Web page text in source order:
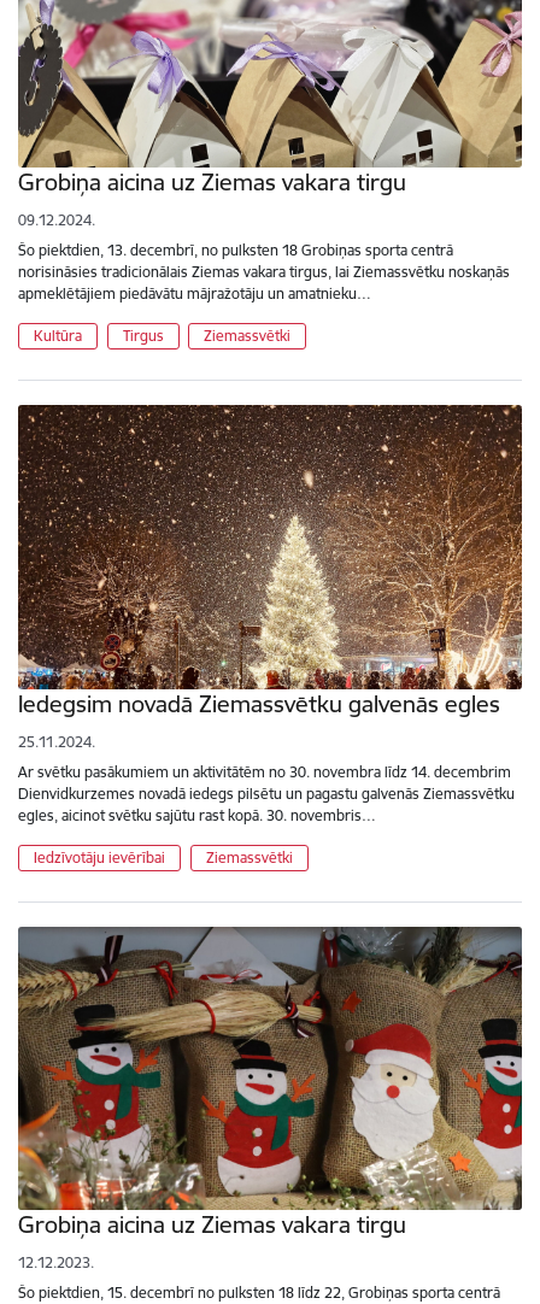
Grobiņa aicina uz Ziemas vakara tirgu
09.12.2024.
Šo piektdien, 13. decembrī, no pulksten 18 Grobiņas sporta centrā
norisināsies tradicionālais Ziemas vakara tirgus, lai Ziemassvētku noskaņās
apmeklētājiem piedāvātu mājražotāju un amatnieku…
Kultūra Tirgus Ziemassvētki
Iedegsim novadā Ziemassvētku galvenās egles
25.11.2024.
Ar svētku pasākumiem un aktivitātēm no 30. novembra līdz 14. decembrim
Dienvidkurzemes novadā iedegs pilsētu un pagastu galvenās Ziemassvētku
egles, aicinot svētku sajūtu rast kopā. 30. novembris…
Iedzīvotāju ievērībai Ziemassvētki
Grobiņa aicina uz Ziemas vakara tirgu
12.12.2023.
Šo piektdien, 15. decembrī no pulksten 18 līdz 22, Grobiņas sporta centrā